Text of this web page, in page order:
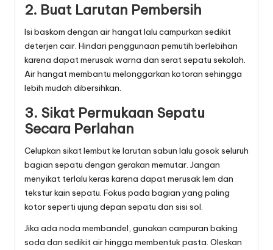
2. Buat Larutan Pembersih
Isi baskom dengan air hangat lalu campurkan sedikit
deterjen cair. Hindari penggunaan pemutih berlebihan
karena dapat merusak warna dan serat sepatu sekolah.
Air hangat membantu melonggarkan kotoran sehingga
lebih mudah dibersihkan.
3. Sikat Permukaan Sepatu
Secara Perlahan
Celupkan sikat lembut ke larutan sabun lalu gosok seluruh
bagian sepatu dengan gerakan memutar. Jangan
menyikat terlalu keras karena dapat merusak lem dan
tekstur kain sepatu. Fokus pada bagian yang paling
kotor seperti ujung depan sepatu dan sisi sol.
Jika ada noda membandel, gunakan campuran baking
soda dan sedikit air hingga membentuk pasta. Oleskan